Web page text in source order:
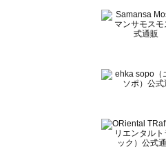
BETTY'S BLUE（
Wpc.（ワールドパ